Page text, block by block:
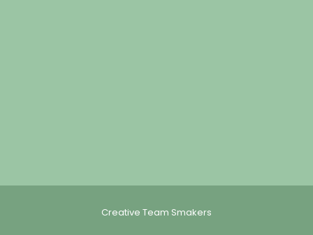
Creative Team Smakers